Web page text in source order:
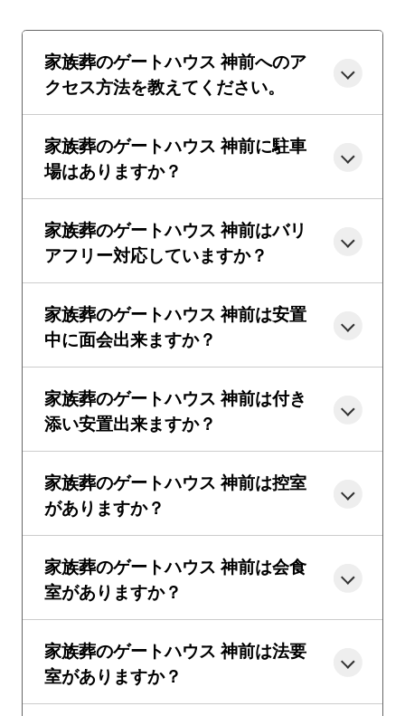
家族葬のゲートハウス 神前へのア
クセス方法を教えてください。
家族葬のゲートハウス 神前に駐車
場はありますか？
家族葬のゲートハウス 神前はバリ
アフリー対応していますか？
家族葬のゲートハウス 神前は安置
中に面会出来ますか？
家族葬のゲートハウス 神前は付き
添い安置出来ますか？
家族葬のゲートハウス 神前は控室
がありますか？
家族葬のゲートハウス 神前は会食
室がありますか？
家族葬のゲートハウス 神前は法要
室がありますか？